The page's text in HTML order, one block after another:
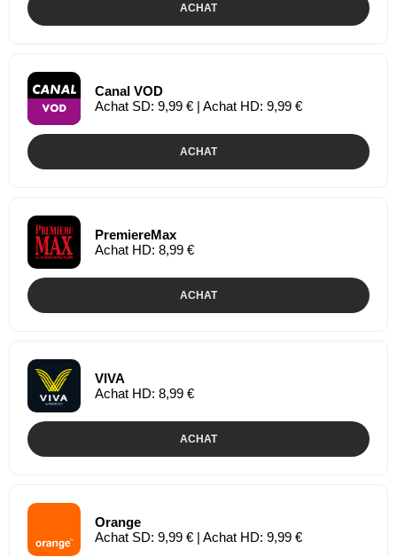
ACHAT
Canal VOD
Achat SD: 9,99 € | Achat HD: 9,99 €
ACHAT
PremiereMax
Achat HD: 8,99 €
ACHAT
VIVA
Achat HD: 8,99 €
ACHAT
Orange
Achat SD: 9,99 € | Achat HD: 9,99 €